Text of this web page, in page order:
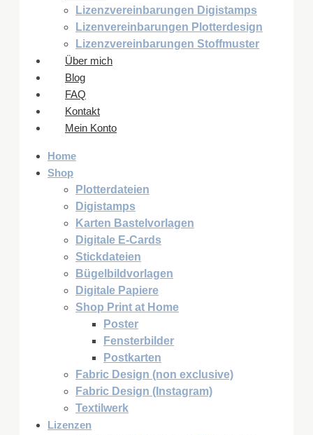
Lizenzvereinbarungen Digistamps
Lizenvereinbarungen Plotterdesign
Lizenzvereinbarungen Stoffmuster
Über mich
Blog
FAQ
Kontakt
Mein Konto
Home
Shop
Plotterdateien
Digistamps
Karten Bastelvorlagen
Digitale E-Cards
Stickdateien
Bügelbildvorlagen
Digitale Papiere
Shop Print at Home
Poster
Fensterbilder
Postkarten
Fabric Design (non exclusive)
Fabric Design (Instagram)
Textilwerk
Lizenzen